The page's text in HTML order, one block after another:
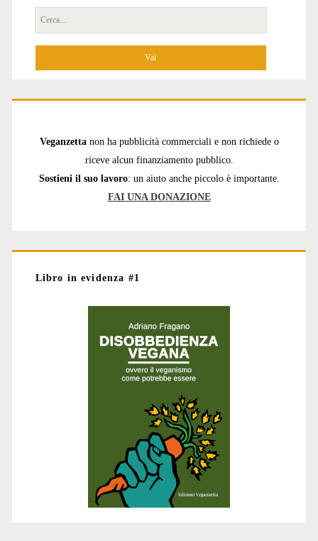
Cerca
per:
Veganzetta non ha pubblicità commerciali e non richiede o
riceve alcun finanziamento pubblico.
Sostieni il suo lavoro: un aiuto anche piccolo è importante.
FAI UNA DONAZIONE
Libro in evidenza #1